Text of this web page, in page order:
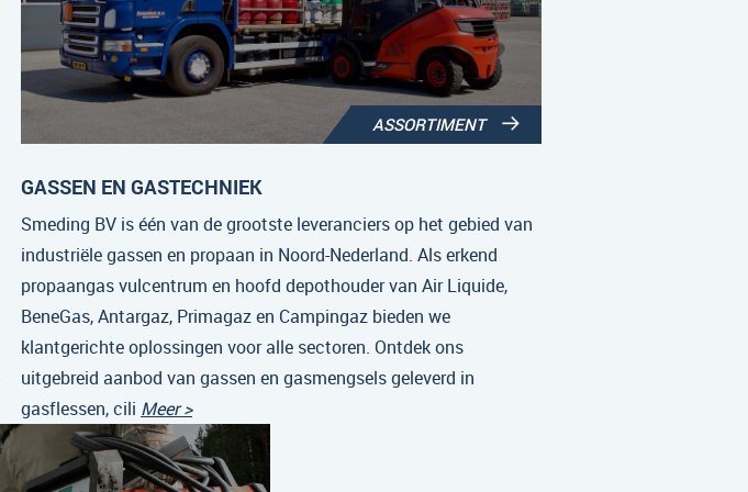
ASSORTIMENT
GASSEN EN GASTECHNIEK
Smeding BV is één van de grootste leveranciers op het gebied van
industriële gassen en propaan in Noord-Nederland. Als erkend
propaangas vulcentrum en hoofd depothouder van Air Liquide,
BeneGas, Antargaz, Primagaz en Campingaz bieden we
klantgerichte oplossingen voor alle sectoren. Ontdek ons
uitgebreid aanbod van gassen en gasmengsels geleverd in
gasflessen, cili Meer >